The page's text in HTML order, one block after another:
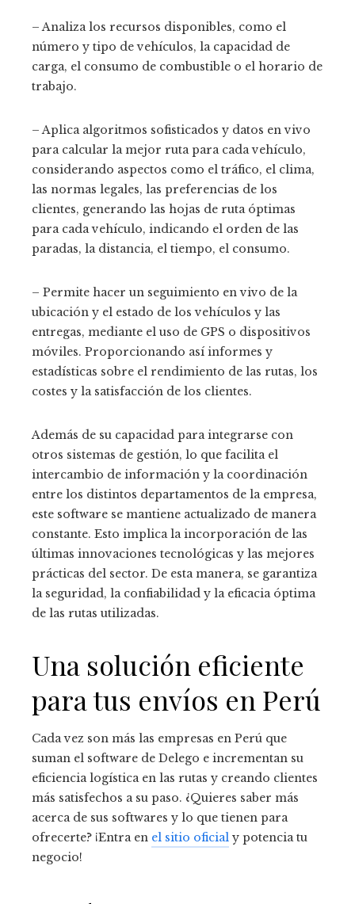
– Analiza los recursos disponibles, como el
número y tipo de vehículos, la capacidad de
carga, el consumo de combustible o el horario de
trabajo.
– Aplica algoritmos sofisticados y datos en vivo
para calcular la mejor ruta para cada vehículo,
considerando aspectos como el tráfico, el clima,
las normas legales, las preferencias de los
clientes, generando las hojas de ruta óptimas
para cada vehículo, indicando el orden de las
paradas, la distancia, el tiempo, el consumo.
– Permite hacer un seguimiento en vivo de la
ubicación y el estado de los vehículos y las
entregas, mediante el uso de GPS o dispositivos
móviles. Proporcionando así informes y
estadísticas sobre el rendimiento de las rutas, los
costes y la satisfacción de los clientes.
Además de su capacidad para integrarse con
otros sistemas de gestión, lo que facilita el
intercambio de información y la coordinación
entre los distintos departamentos de la empresa,
este software se mantiene actualizado de manera
constante. Esto implica la incorporación de las
últimas innovaciones tecnológicas y las mejores
prácticas del sector. De esta manera, se garantiza
la seguridad, la confiabilidad y la eficacia óptima
de las rutas utilizadas.
Una solución eficiente
para tus envíos en Perú
Cada vez son más las empresas en Perú que
suman el software de Delego e incrementan su
eficiencia logística en las rutas y creando clientes
más satisfechos a su paso. ¿Quieres saber más
acerca de sus softwares y lo que tienen para
ofrecerte? ¡Entra en el sitio oficial y potencia tu
negocio!